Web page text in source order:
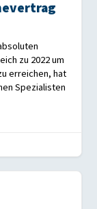
zu 2022 um
erreichen, hat
Spezialisten